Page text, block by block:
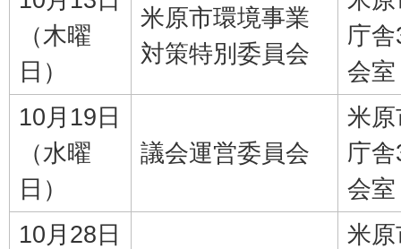
（木曜
日）
米原市環境事業
対策特別委員会
庁
会室
10月19日
（水曜
日）
議会運営委員会
米
庁
会室
10月28日
米